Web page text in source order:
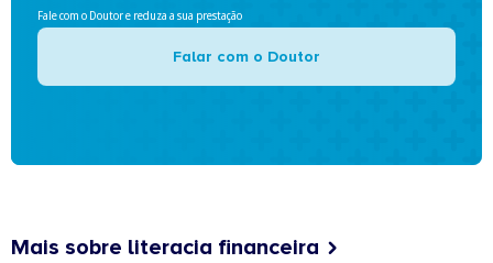
Fale com o Doutor e reduza a sua prestação
Falar com o Doutor
Mais sobre literacia financeira